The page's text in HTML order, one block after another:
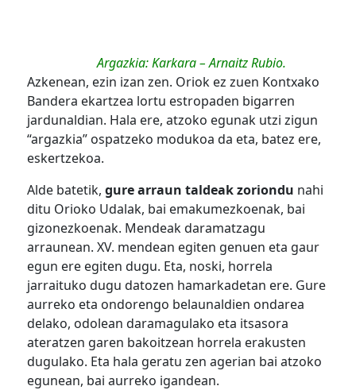
Argazkia: Karkara – Arnaitz Rubio.
Azkenean, ezin izan zen. Oriok ez zuen Kontxako
Bandera ekartzea lortu estropaden bigarren
jardunaldian. Hala ere, atzoko egunak utzi zigun
“argazkia” ospatzeko modukoa da eta, batez ere,
eskertzekoa.
Alde batetik,gure arraun taldeak zoriondu nahi
ditu Orioko Udalak, bai emakumezkoenak, bai
gizonezkoenak. Mendeak daramatzagu
arraunean. XV. mendean egiten genuen eta gaur
egun ere egiten dugu. Eta, noski, horrela
jarraituko dugu datozen hamarkadetan ere. Gure
aurreko eta ondorengo belaunaldien ondarea
delako, odolean daramagulako eta itsasora
ateratzen garen bakoitzean horrela erakusten
dugulako. Eta hala geratu zen agerian bai atzoko
egunean, bai aurreko igandean.